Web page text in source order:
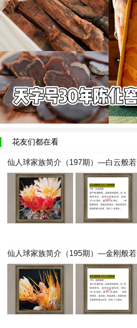
花友们都在看
仙人球家族简介（197期）—白云般若
仙人球家族简介（195期）—金刚般若